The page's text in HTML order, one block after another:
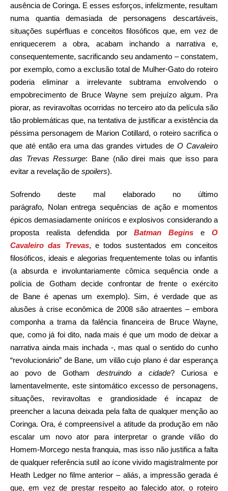
ausência de Coringa. E esses esforços, infelizmente, resultam
numa quantia demasiada de personagens descartáveis,
situações supérfluas e conceitos filosóficos que, em vez de
enriquecerem a obra, acabam inchando a narrativa e,
consequentemente, sacrificando seu andamento – constatem,
por exemplo, como a exclusão total de Mulher-Gato do roteiro
poderia eliminar a irrelevante subtrama envolvendo o
empobrecimento de Bruce Wayne sem prejuízo algum. Pra
piorar, as reviravoltas ocorridas no terceiro ato da película são
tão problemáticas que, na tentativa de justificar a existência da
péssima personagem de Marion Cotillard, o roteiro sacrifica o
que até então era uma das grandes virtudes deO Cavaleiro
das Trevas Ressurge: Bane (não direi mais que isso para
evitar a revelação de spoilers).
Sofrendo deste mal elaborado no último
parágrafo, Nolan entrega sequências de ação e momentos
épicos demasiadamente oníricos e explosivos considerando a
proposta realista defendida porBatman Begins eO
Cavaleiro das Trevas, e todos sustentados em conceitos
filosóficos, ideais e alegorias frequentemente tolas ou infantis
(a absurda e involuntariamente cômica sequência onde a
polícia de Gotham decide confrontar de frente o exército
de Bane é apenas um exemplo). Sim, é verdade que as
alusões à crise econômica de 2008 são atraentes – embora
componha a trama da falência financeira de Bruce Wayne,
que, como já foi dito, nada mais é que um modo de deixar a
narrativa ainda mais inchada -, mas qual o sentido do cunho
“revolucionário” de Bane, um vilão cujo plano é dar esperança
ao povo de Gotham destruindo a cidade? Curiosa e
lamentavelmente, este sintomático excesso de personagens,
situações, reviravoltas e grandiosidade é incapaz de
preencher a lacuna deixada pela falta de qualquer menção ao
Coringa. Ora, é compreensível a atitude da produção em não
escalar um novo ator para interpretar o grande vilão do
Homem-Morcego nesta franquia, mas isso não justifica a falta
de qualquer referência sutil ao ícone vivido magistralmente por
Heath Ledger no filme anterior – aliás, a impressão gerada é
que, em vez de prestar respeito ao falecido ator, o roteiro